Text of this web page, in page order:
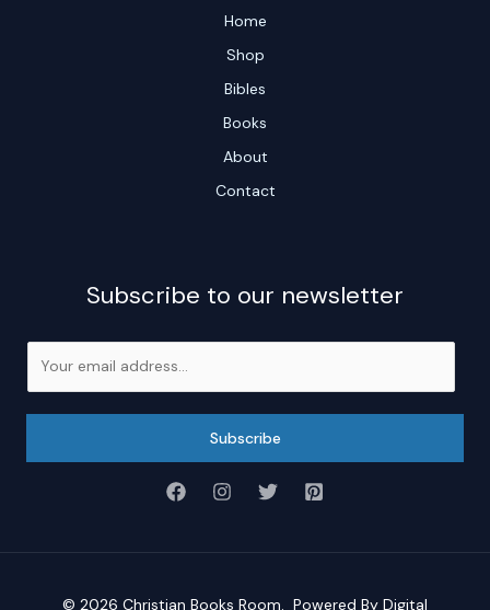
Home
Shop
Bibles
Books
About
Contact
Subscribe to our newsletter
Subscribe
© 2026 Christian Books Room . Powered By Digital